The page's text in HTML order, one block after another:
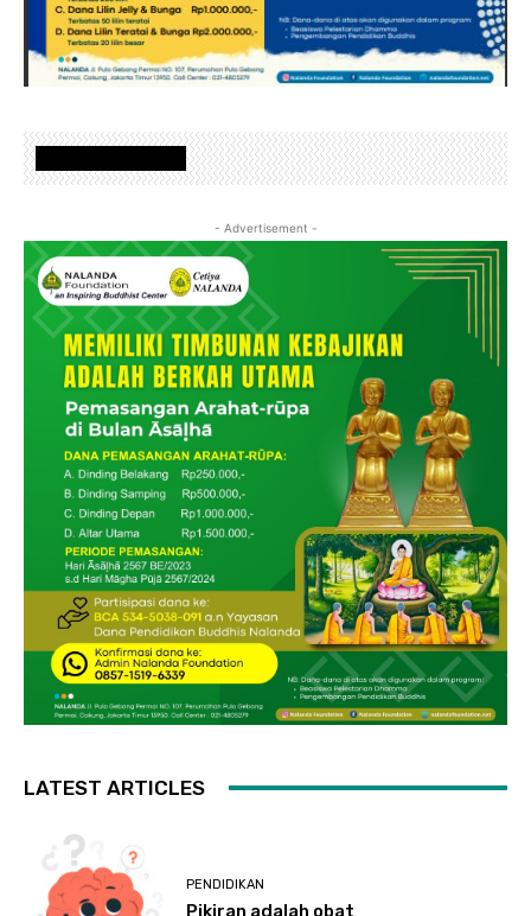
- Advertisement -
LATEST ARTICLES
PENDIDIKAN
Pikiran adalah obat